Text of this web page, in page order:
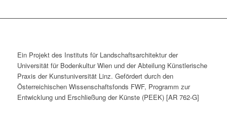
Ein Projekt des Instituts für Landschaftsarchitektur der
Universität für Bodenkultur Wien und der Abteilung Künstlerische
Praxis der Kunst­universität Linz. Gefördert durch den
Österreichischen Wissenschaftsfonds FWF, Programm zur
Entwicklung und Erschließung der Künste (PEEK) [AR 762-G]